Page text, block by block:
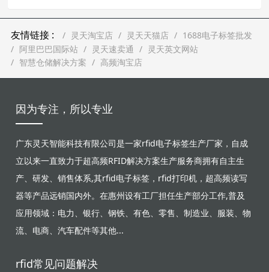
友情链接 : 灵天淘宝店 灵天天猫店
1688电子标签批发
阿里巴巴国际站
灵天速卖通
灵天英文网站
智慧仓储解决方案
高频淘宝店
因为专注，所以专业
广东灵天智能科技有限公司是一家rfid电子标签生产厂家，自成
立以来一直致力于超高频RFID解决方案生产服务商拥有自主生
产、研发、销售体系,其rfid电子标签，rfid打印机，超高频读写
器等产品远销国内外。在惠州设有工厂担任生产部分工作,普及
应用领域：电力、银行、钢铁、有色、零售、制造业、服装、物
流、电商、汽车配件等其他...
rfid常见问题解决